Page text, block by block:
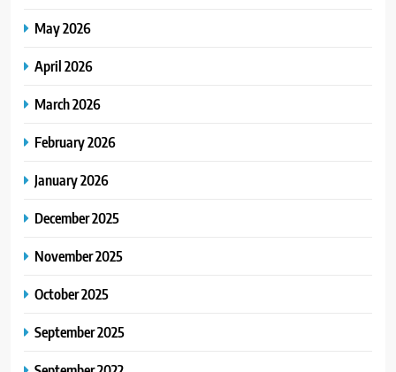
May 2026
April 2026
March 2026
February 2026
January 2026
December 2025
November 2025
October 2025
September 2025